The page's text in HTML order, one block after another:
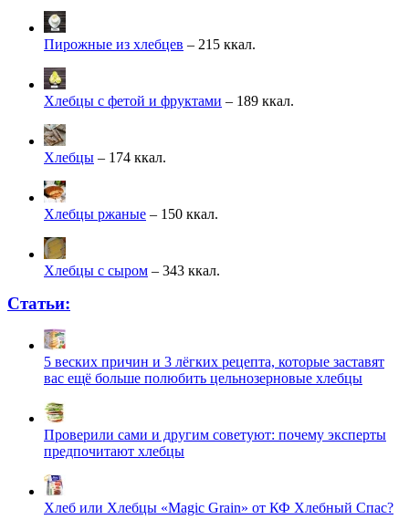
Пирожные из хлебцев – 215 ккал.
Хлебцы с фетой и фруктами – 189 ккал.
Хлебцы – 174 ккал.
Хлебцы ржаные – 150 ккал.
Хлебцы с сыром – 343 ккал.
Статьи:
5 веских причин и 3 лёгких рецепта, которые заставят
вас ещё больше полюбить цельнозерновые хлебцы
Проверили сами и другим советуют: почему эксперты
предпочитают хлебцы
Хлеб или Хлебцы «Magic Grain» от КФ Хлебный Спас?